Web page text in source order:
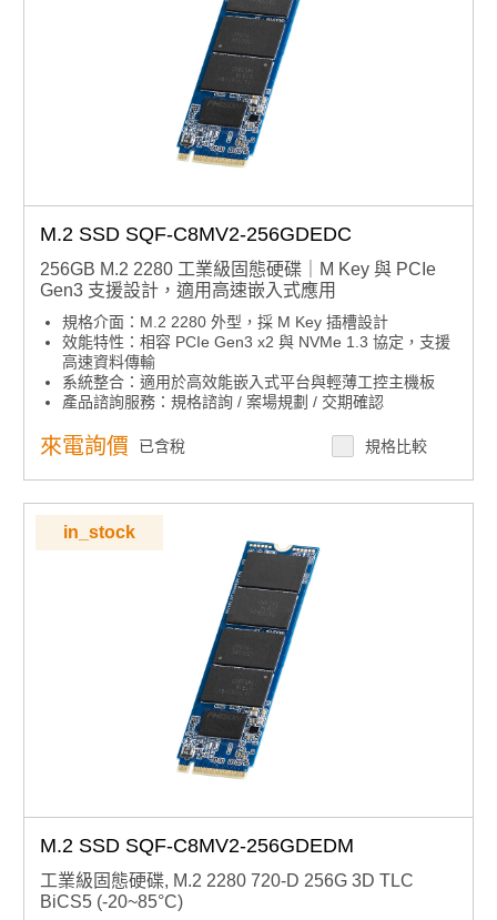
M.2 SSD SQF-C8MV2-256GDEDC
256GB M.2 2280 工業級固態硬碟｜M Key 與 PCIe
Gen3 支援設計，適用高速嵌入式應用
規格介面：M.2 2280 外型，採 M Key 插槽設計
效能特性：相容 PCIe Gen3 x2 與 NVMe 1.3 協定，支援
高速資料傳輸
系統整合：適用於高效能嵌入式平台與輕薄工控主機板
產品諮詢服務：規格諮詢 / 案場規劃 / 交期確認
來電詢價 已含稅 規格比較
in_stock
M.2 SSD SQF-C8MV2-256GDEDM
工業級固態硬碟, M.2 2280 720-D 256G 3D TLC
BiCS5 (-20~85°C)